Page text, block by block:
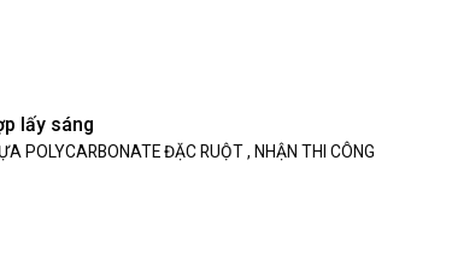
lấy sáng
POLYCARBONATE ĐẶC RUỘT , NHẬN THI CÔNG